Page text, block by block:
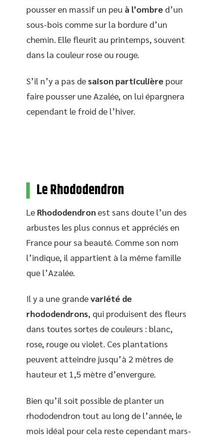
pousser en massif un peu à l’ombre d’un
sous-bois comme sur la bordure d’un
chemin. Elle fleurit au printemps, souvent
dans la couleur rose ou rouge.
S’il n’y a pas desaison particulière pour
faire pousser une Azalée, on lui épargnera
cependant le froid de l’hiver.
Le Rhododendron
Le Rhododendronest sans doute l’un des
arbustes les plus connus et appréciés en
France pour sa beauté. Comme son nom
l’indique, il appartient à la même famille
que l’Azalée.
Il y a une grandevariété de
rhododendrons, qui produisent des fleurs
dans toutes sortes de couleurs : blanc,
rose, rouge ou violet. Ces plantations
peuvent atteindre jusqu’à 2 mètres de
hauteur et 1,5 mètre d’envergure.
Bien qu’il soit possible de planter un
rhododendron tout au long de l’année, le
mois idéal pour cela reste cependant mars-